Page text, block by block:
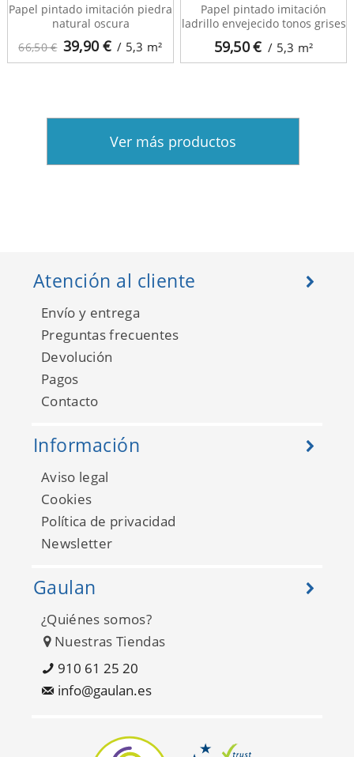
66,50 € 39,90€ / 5,3 m²
Papel pintado imitación piedra
natural oscura
59,50€ / 5,3 m²
Papel pintado imitación
ladrillo envejecido tonos grises
Ver más productos
Atención al cliente
Envío y entrega
Preguntas frecuentes
Devolución
Pagos
Contacto
Información
Aviso legal
Cookies
Política de privacidad
Newsletter
Gaulan
¿Quiénes somos?
Nuestras Tiendas
910 61 25 20
info@gaulan.es